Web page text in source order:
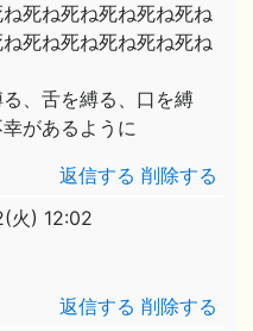
死ね死ね死ね死ね死ね
死ね死ね死ね死ね死ね
、舌を縛る、口を縛
があるように
返信する 削除する
火) 12:02
返信する 削除する